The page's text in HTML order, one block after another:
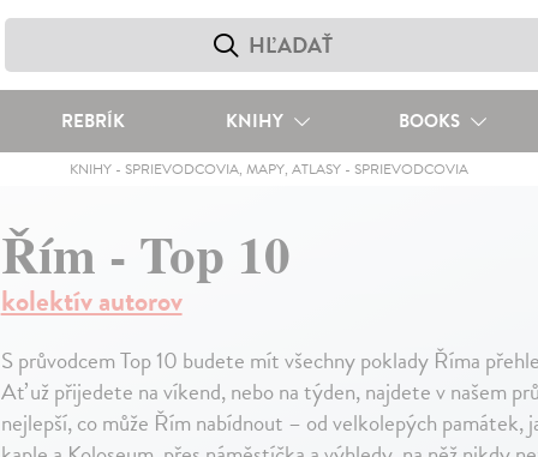
REBRÍK KNIHY BOOKS
KNIHY- SPRIEVODCOVIA, MAPY, ATLASY- SPRIEVODCOVIA
Řím - Top 10
kolektív autorov
S průvodcem Top 10 budete mít všechny poklady Říma
Ať už přijedete na víkend, nebo na týden, najdete v našem
nejlepší, co může Řím nabídnout – od velkolepých památek,